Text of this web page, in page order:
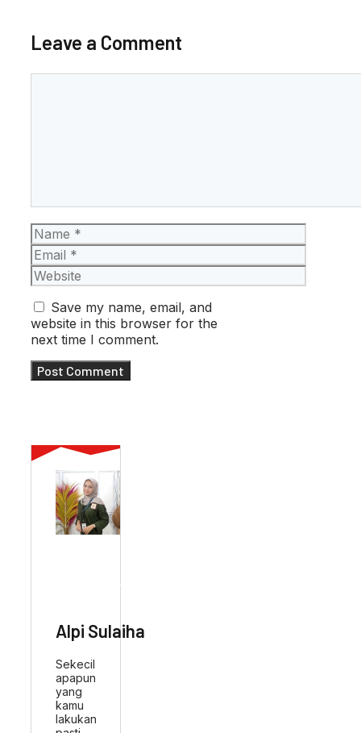
Leave a Comment
Name
Email
Website
Save my name, email, and
website in this browser for the
next time I comment.
ABOUT AUTHOR
Alpi Sulaiha
Sekecil
apapun
yang
kamu
lakukan